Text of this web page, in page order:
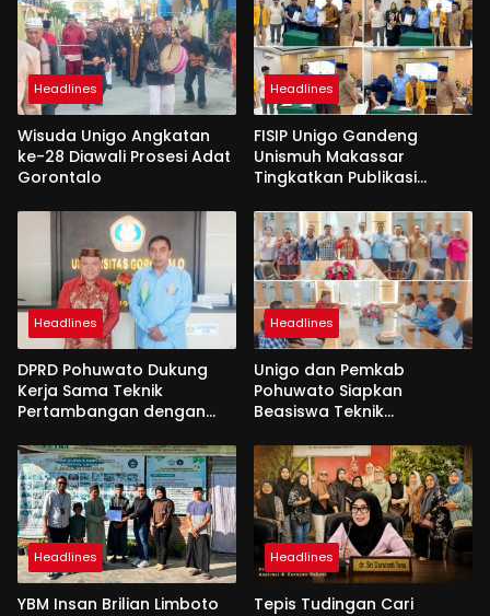
Headlines
Wisuda Unigo Angkatan
ke-28 Diawali Prosesi Adat
Gorontalo
Headlines
FISIP Unigo Gandeng
Unismuh Makassar
Tingkatkan Publikasi
Headlines
DPRD Pohuwato Dukung
Kerja Sama Teknik
Pertambangan dengan
Headlines
Unigo dan Pemkab
Pohuwato Siapkan
Beasiswa Teknik
Headlines
YBM Insan Brilian Limboto
Headlines
Tepis Tudingan Cari